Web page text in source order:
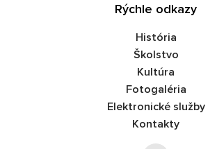
Rýchle odkazy
História
Školstvo
Kultúra
Fotogaléria
Elektronické služby
Kontakty